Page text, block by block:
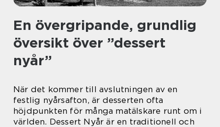
En övergripande, grundlig
översikt över ”dessert
nyår”
När det kommer till avslutningen av en
festlig nyårsafton, är desserten ofta
höjdpunkten för många matälskare runt om i
världen. Dessert Nyår är en traditionell och